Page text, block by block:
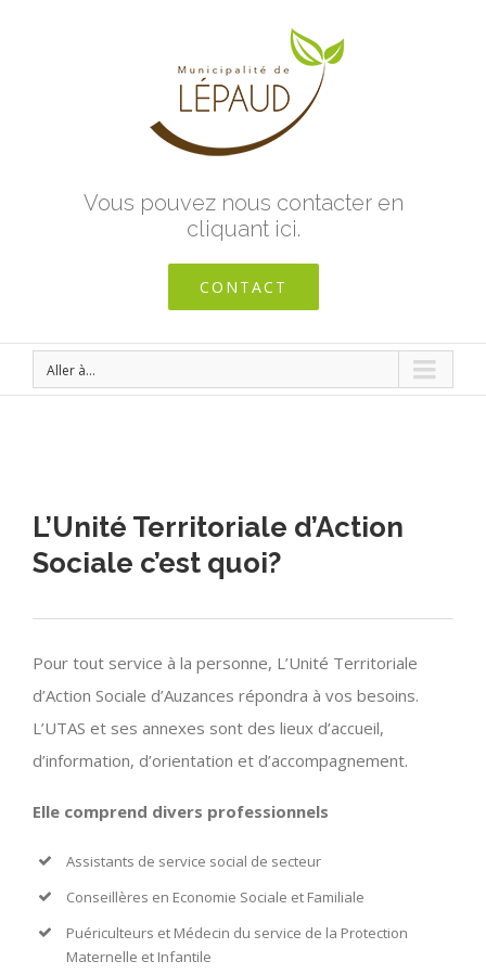
Vous pouvez nous contacter en
cliquant ici.
CONTACT
Aller à...
L’Unité Territoriale d’Action
Sociale c’est quoi?
Pour tout service à la personne, L’Unité Territoriale
d’Action Sociale d’Auzances répondra à vos besoins.
L’UTAS et ses annexes sont des lieux d’accueil,
d’information, d’orientation et d’accompagnement.
Elle comprend divers professionnels
Assistants de service social de secteur
Conseillères en Economie Sociale et Familiale
Puériculteurs et Médecin du service de la Protection
Maternelle et Infantile